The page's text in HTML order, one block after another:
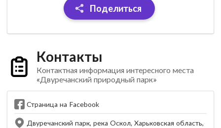
Поделиться
Контакты
Контактная информация интересного места
«Двуречанский природный парк»
Страница на Facebook
Двуречанский парк, река Оскол, Харьковская область,